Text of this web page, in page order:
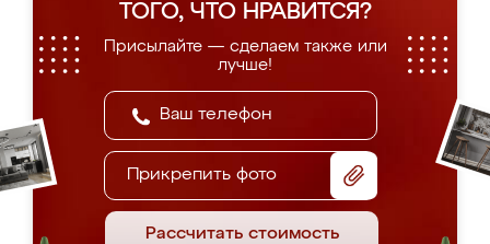
ТОГО, ЧТО НРАВИТСЯ?
Присылайте — сделаем также или
лучше!
Прикрепить фото
Рассчитать стоимость